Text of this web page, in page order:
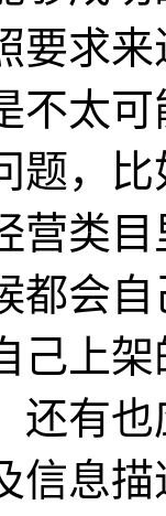
要求
不太
题，
营类
都会
己上
还有
信息